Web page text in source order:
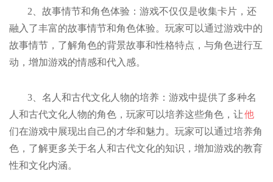
2、故事情节和角色体验：游戏不仅仅是收集卡片，还
融入了丰富的故事情节和角色体验。玩家可以通过游戏中的
故事情节，了解角色的背景故事和性格特点，与角色进行互
动，增加游戏的情感和代入感。
3、名人和古代文化人物的培养：游戏中提供了多种名
人和古代文化人物的角色，玩家可以培养这些角色，让他
们在游戏中展现出自己的才华和魅力。玩家可以通过培养角
色，了解更多关于名人和古代文化的知识，增加游戏的教育
性和文化内涵。